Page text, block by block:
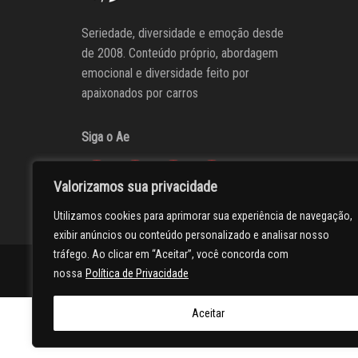
Valorizamos sua privacidade
Utilizamos cookies para aprimorar sua experiência de navegação,
exibir anúncios ou conteúdo personalizado e analisar nosso
tráfego. Ao clicar em “Aceitar”, você concorda com
nossa Política de Privacidade
Aceitar
Seriedade, diversidade e emoção desde
de 2008. Conteúdo próprio, abordagem
emocional e diversidade feito por
apaixonados por carros
Siga o Ae
AUTOentusiastas Editores